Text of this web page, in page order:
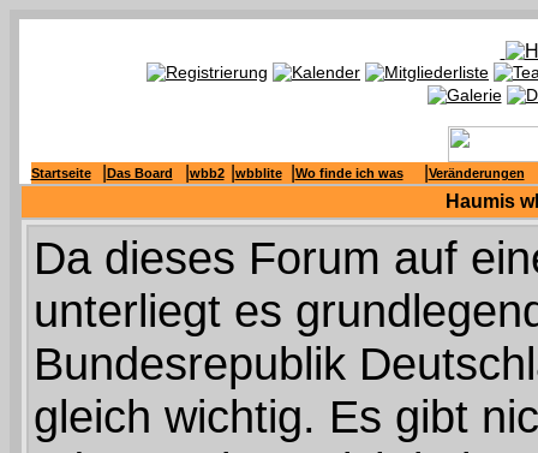
Startseite Das Board wbb2 wbblite Wo finde ich was Veränderungen
Haumis
Da dieses Forum auf
unterliegt es
Bundesrepublik
gleich wichtig. Es gibt